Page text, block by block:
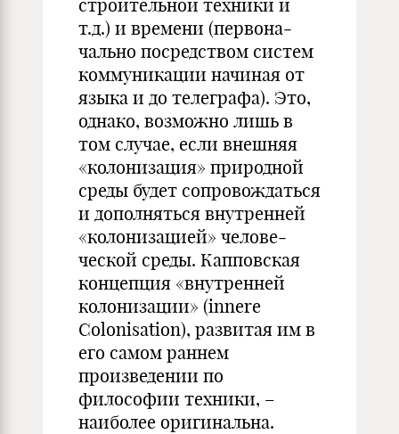
строительной техники и
т.д.) и времени (первона­
чально посредством систем
коммуникации начиная от
языка и до телеграфа). Это,
однако, возможно лишь в
том случае, если внешняя
«колонизация» природной
среды будет со­провождаться
и дополняться внутренней
«колонизацией» челове­
ческой среды. Капповская
кон­цепция «внутренней
колонизации» (innere
Colonisation), развитая им в
его самом раннем
произведении по
философии техники, –
наиболее оригинальна.